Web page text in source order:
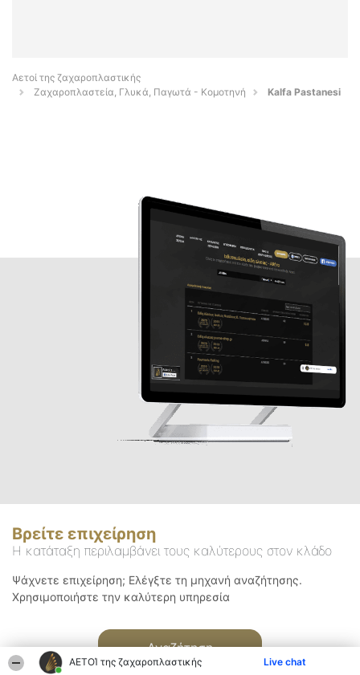
ΑΕΤΟΊ της ζαχαροπλαστικής Live chat
Αετοί της ζαχαροπλαστικής
Ζαχαροπλαστεία, Γλυκά, Παγωτά - Κομοτηνή
Kalfa Pastanesi
Βρείτε επιχείρηση
Η κατάταξη περιλαμβάνει τους καλύτερους στον κλάδο
Ψάχνετε επιχείρηση; Ελέγξτε τη μηχανή αναζήτησης.
Χρησιμοποιήστε την καλύτερη υπηρεσία
Αναζήτηση